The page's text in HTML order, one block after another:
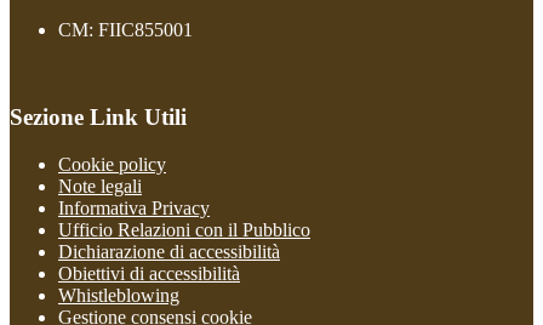
CM: FIIC855001
Sezione Link Utili
Cookie policy
Note legali
Informativa Privacy
Ufficio Relazioni con il Pubblico
Dichiarazione di accessibilità
Obiettivi di accessibilità
Whistleblowing
Gestione consensi cookie